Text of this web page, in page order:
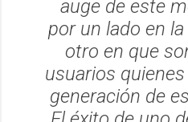
auge de este
por un lado en
otro en que
usuarios
generación de